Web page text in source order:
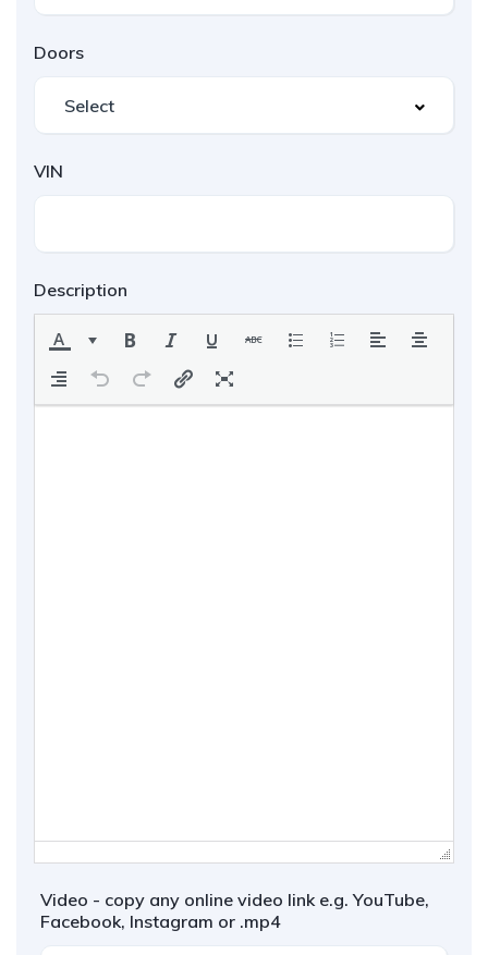
Doors
VIN
Description
Video - copy any online video link e.g. YouTube,
Facebook, Instagram or .mp4